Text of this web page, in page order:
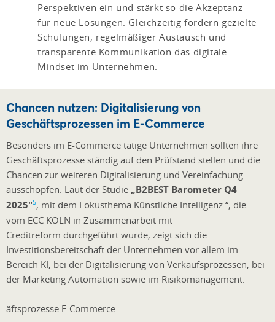
Perspektiven ein und stärkt so die Akzeptanz
für neue Lösungen. Gleichzeitig fördern gezielte
Schulungen, regelmäßiger Austausch und
transparente Kommunikation das digitale
Mindset im Unternehmen.
Chancen nutzen: Digitalisierung von
Geschäftsprozessen im E-Commerce
Besonders im E-Commerce tätige Unternehmen sollten ihre
Geschäftsprozesse ständig auf den Prüfstand stellen und die
Chancen zur weiteren Digitalisierung und Vereinfachung
ausschöpfen. Laut der Studie „B2BEST Barometer Q4
2025"5, mit dem Fokusthema Künstliche Intelligenz “, die
vom ECC KÖLN in Zusammenarbeit mit
Creditreform durchgeführt wurde, zeigt sich die
Investitionsbereitschaft der Unternehmen vor allem im
Bereich KI, bei der Digitalisierung von Verkaufsprozessen, bei
der Marketing Automation sowie im Risikomanagement.